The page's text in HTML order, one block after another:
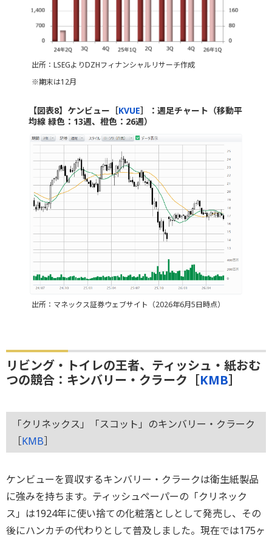
出所：LSEGよりDZHフィナンシャルリサーチ作成
※期末は12月
【図表8】ケンビュー［KVUE］：週足チャート（移動平
均線 緑色：13週、橙色：26週）
出所：マネックス証券ウェブサイト（2026年6月5日時点）
リビング・トイレの王者、ティッシュ・紙おむ
つの競合：キンバリー・クラーク［KMB］
「クリネックス」「スコット」のキンバリー・クラーク
［KMB］
ケンビューを買収するキンバリー・クラークは衛生紙製品
に強みを持ちます。ティッシュペーパーの「クリネック
ス」は1924年に使い捨ての化粧落としとして発売し、その
後にハンカチの代わりとして普及しました。現在では175ヶ